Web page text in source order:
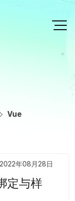
Vue
2022年08月28日
定与样